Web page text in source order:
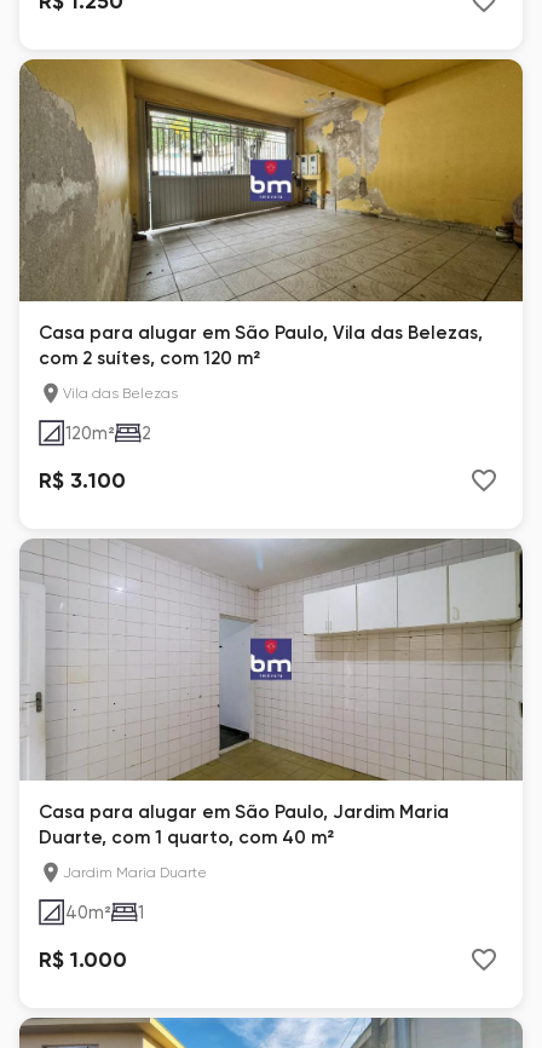
Casa para alugar em São Paulo, Vila das Belezas,
com 2 suítes, com 120 m²
Vila das Belezas
120m² 2
R$ 3.100
Casa para alugar em São Paulo, Jardim Maria
Duarte, com 1 quarto, com 40 m²
Jardim Maria Duarte
40m² 1
R$ 1.000